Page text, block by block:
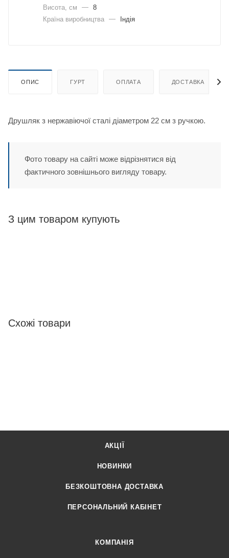
Висота, см
— 8
Країна виробництва — Індія
ОПИС ГУРТ ОПЛАТА ДОСТАВКА
Друшляк з нержавіючої сталі діаметром 22 см з ручкою.
Фото товару на сайті може відрізнятися від
фактичного зовнішнього вигляду товару.
З цим товаром купують
Схожі товари
АКЦІЇ
НОВИНКИ
БЕЗКОШТОВНА ДОСТАВКА
ПЕРСОНАЛЬНИЙ КАБІНЕТ
КОМПАНІЯ